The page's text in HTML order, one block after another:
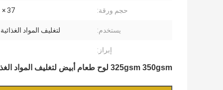
حجم ورقة: 37 × 25 بوصة
يستخدم: لتغليف المواد
إبراز:
325gsm 350gsm لوح طعام أبيض لتغليف المواد الغذائية المجمدة 37 × 25 بوصة السائبة